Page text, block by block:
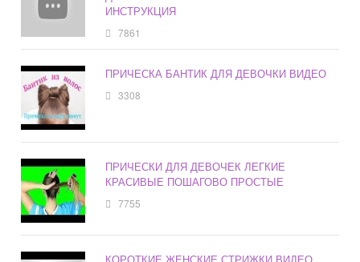
ИНСТРУКЦИЯ
7861
ПРИЧЕСКА БАНТИК ДЛЯ ДЕВОЧКИ ВИДЕО
3308
ПРИЧЕСКИ ДЛЯ ДЕВОЧЕК ЛЕГКИЕ
КРАСИВЫЕ ПОШАГОВО ПРОСТЫЕ
7755